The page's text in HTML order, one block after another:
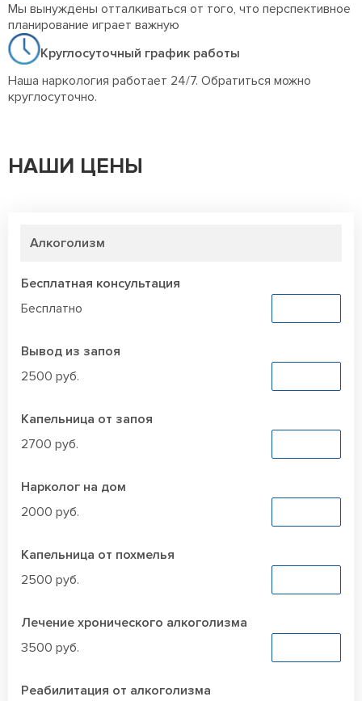
Мы вынуждены отталкиваться от того, что перспективное
планирование играет важную
Круглосуточный график работы
Наша наркология работает 24/7. Обратиться можно
круглосуточно.
НАШИ ЦЕНЫ
Алкоголизм
Бесплатная консультация
Бесплатно
Вывод из запоя
2500 руб.
Капельница от запоя
2700 руб.
Нарколог на дом
2000 руб.
Капельница от похмелья
2500 руб.
Лечение хронического алкоголизма
3500 руб.
Реабилитация от алкоголизма